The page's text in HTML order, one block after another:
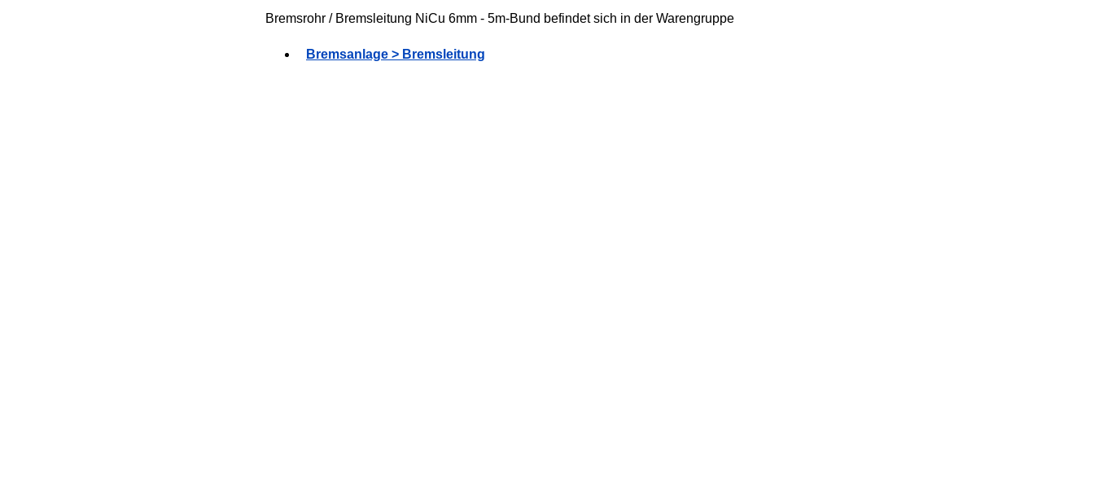
Bremsrohr / Bremsleitung NiCu 6mm - 5m-Bund befindet sich in der Warengruppe
Bremsanlage > Bremsleitung